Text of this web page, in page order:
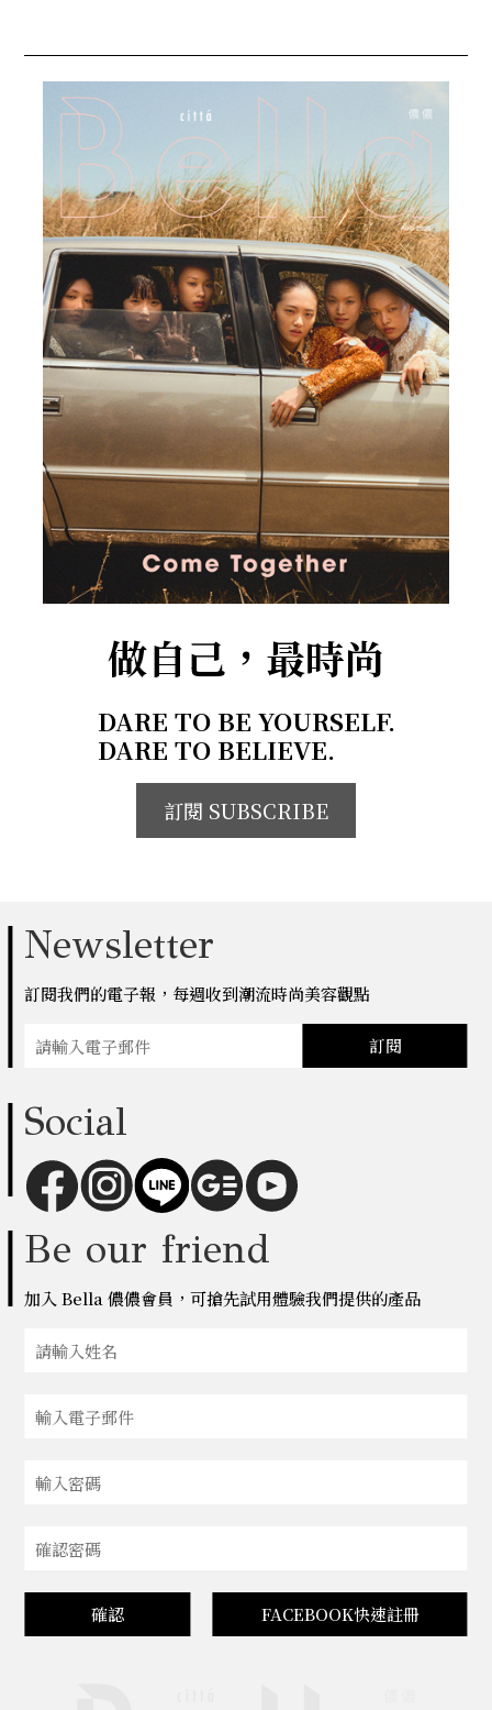
做自己，最時尚
DARE TO BE YOURSELF.
DARE TO BELIEVE.
訂閱 SUBSCRIBE
Newsletter
訂閱我們的電子報，每週收到潮流時尚美容觀點
訂閱
Social
Be our friend
加入 Bella 儂儂會員，可搶先試用體驗我們提供的產品
確認 FACEBOOK快速註冊